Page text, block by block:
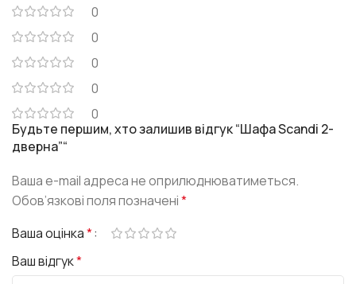
0
0
0
0
0
Будьте першим, хто залишив відгук “Шафа Scandi 2-
дверна”“
Ваша e-mail адреса не оприлюднюватиметься.
Обов’язкові поля позначені*
Ваша оцінка*
Ваш відгук*